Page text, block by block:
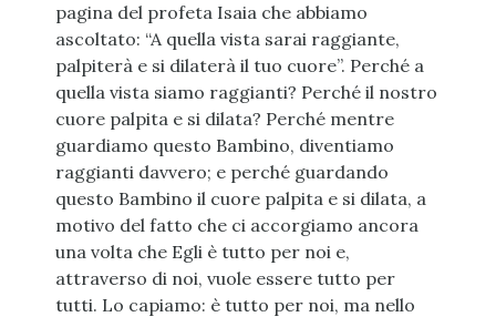
pagina del profeta Isaia che abbiamo
ascoltato: “A quella vista sarai raggiante,
palpiterà e si dilaterà il tuo cuore”. Perché a
quella vista siamo raggianti? Perché il nostro
cuore palpita e si dilata? Perché mentre
guardiamo questo Bambino, diventiamo
raggianti davvero; e perché guardando
questo Bambino il cuore palpita e si dilata, a
motivo del fatto che ci accorgiamo ancora
una volta che Egli è tutto per noi e,
attraverso di noi, vuole essere tutto per
tutti. Lo capiamo: è tutto per noi, ma nello